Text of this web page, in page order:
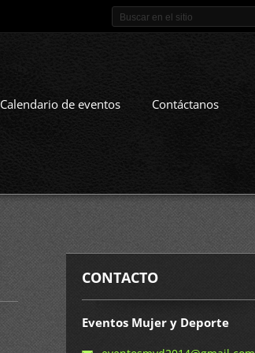
Calendario de eventos Contáctanos
CONTACTO
Eventos Mujer y Deporte